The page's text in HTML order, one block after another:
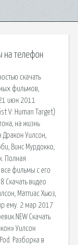
на телефон
скачать
фильмов,
июн 2011
V: Human Target)
на жизнь
Уилсон,
Винс Мурдокко,
Полная
фильмы с его
Скачать видео
Маттиас Хьюз,
ему. 2 мар 2017
Скачать
Уилсон
Разборка в